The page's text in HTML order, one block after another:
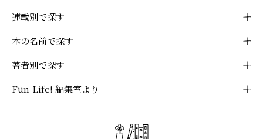
連載別で探す
本の名前で探す
著者別で探す
Fun-Life! 編集室より